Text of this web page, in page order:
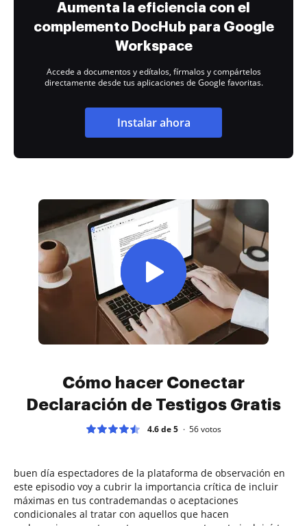
Aumenta la eficiencia con el
complemento DocHub para Google
Workspace
Accede a documentos y edítalos, fírmalos y compártelos
directamente desde tus aplicaciones de Google favoritas.
Instalar ahora
Cómo hacer Conectar
Declaración de Testigos Gratis
4.6 de 5 56votos
buen día espectadores de la plataforma de observación en
este episodio voy a cubrir la importancia crítica de incluir
máximas en tus contrademandas o aceptaciones
condicionales al tratar con aquellos que hacen